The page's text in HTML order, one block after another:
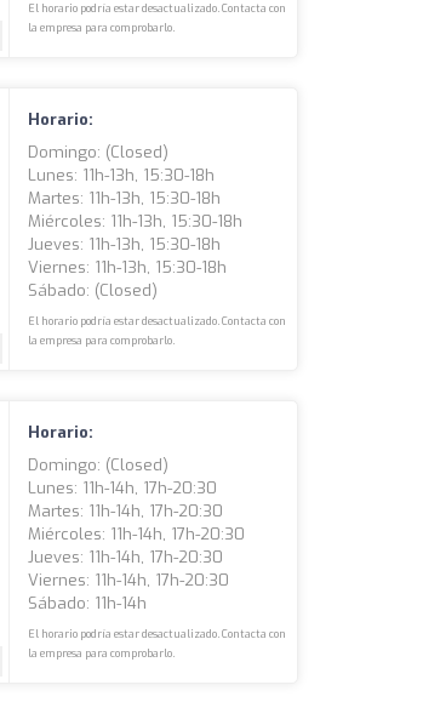
El horario podría estar desactualizado. Contacta con
la empresa para comprobarlo.
Horario:
Domingo: (closed)
Lunes: 11h-13h, 15:30-18h
Martes: 11h-13h, 15:30-18h
Miércoles: 11h-13h, 15:30-18h
Jueves: 11h-13h, 15:30-18h
Viernes: 11h-13h, 15:30-18h
Sábado: (closed)
El horario podría estar desactualizado. Contacta con
la empresa para comprobarlo.
Horario:
Domingo: (closed)
Lunes: 11h-14h, 17h-20:30
Martes: 11h-14h, 17h-20:30
Miércoles: 11h-14h, 17h-20:30
Jueves: 11h-14h, 17h-20:30
Viernes: 11h-14h, 17h-20:30
Sábado: 11h-14h
El horario podría estar desactualizado. Contacta con
la empresa para comprobarlo.